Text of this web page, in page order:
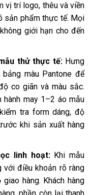
vị trí logo, thêu và viền
sản phẩm thực tế. Mọi
giới hạn cho đến
thử thực tế:Hưng
màu Pantone để
co giãn và màu sắc.
hành may 1–2 áo mẫu
tra form dáng, độ
khi sản xuất hàng
linh hoạt:Khi mẫu
điều khoản rõ ràng
hàng. Khách hàng
phần còn lại thanh